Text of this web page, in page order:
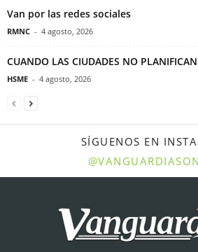
Van por las redes sociales
RMNC - 4 agosto, 2026
CUANDO LAS CIUDADES NO PLANIFICAN
HSME - 4 agosto, 2026
SÍGUENOS EN